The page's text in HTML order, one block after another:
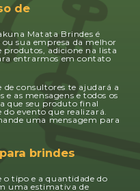
de
Matata Brindes é
sua empresa da melhor
produtos, adicione na lista
entrarmos em contato
consultores te ajudará a
as mensagens e todos os
que seu produto final
evento que realizará.
uma mensagem para
brindes
tipo e a quantidade do
uma estimativa de